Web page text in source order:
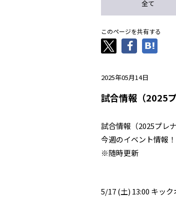
全て
このページを共有する
2025年05月14日
試合情報（2025
試合情報（2025プレ
今週のイベント情報！
※随時更新
5/17 (土) 13:00 キッ